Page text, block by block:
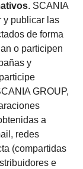
. SCANIA
y publicar las
de forma
o participen
y
GROUP,
a
redes
(compartidas
e